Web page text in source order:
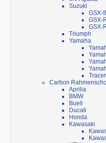
Suzuki
GSX-
GSX-
GSX-
Triumph
Yamaha
Carbon
Aprilia
BMW
Buell
Ducati
Honda
Kawasaki